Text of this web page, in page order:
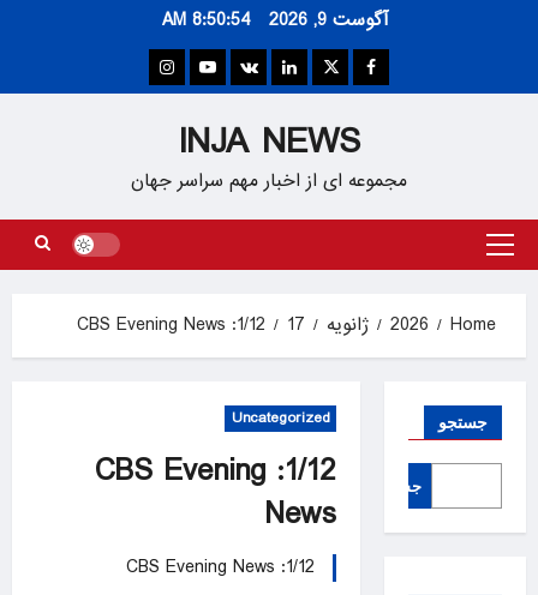
آگوست 9, 2026 8:50:54 AM
Facebook
Twitter
Linkedin
VK
Youtube
Instagram
INJA NEWS
مجموعه ای از اخبار مهم سراسر جهان
Primary
Home
2026 ژانویه 17
1/12: CBS Evening News
Uncategorized
1/12: CBS Evening
News
1/12: CBS Evening News
جستجو
جستجو